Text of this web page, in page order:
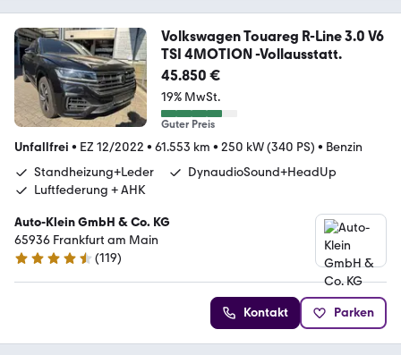
Volkswagen Touareg R-Line 3.0 V6
TSI 4MOTION -Vollausstatt.
45.850 €
19% MwSt.
Guter Preis
Unfallfrei • EZ 12/2022 • 61.553 km • 250 kW (340 PS) • Benzin
Standheizung+Leder
DynaudioSound+HeadUp
Luftfederung + AHK
Auto-Klein GmbH & Co. KG
65936 Frankfurt am Main
4.7 Sterne
(119)
Kontakt Parken